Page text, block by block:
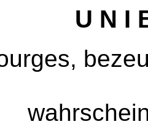
U N I